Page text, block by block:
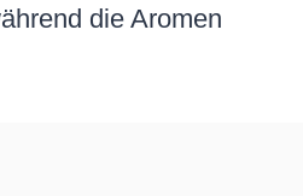
die Aromen